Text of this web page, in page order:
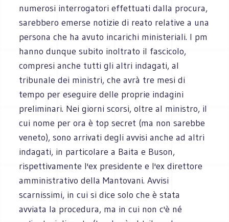
numerosi interrogatori effettuati dalla procura,
sarebbero emerse notizie di reato relative a una
persona che ha avuto incarichi ministeriali. I pm
hanno dunque subito inoltrato il fascicolo,
compresi anche tutti gli altri indagati, al
tribunale dei ministri, che avrà tre mesi di
tempo per eseguire delle proprie indagini
preliminari. Nei giorni scorsi, oltre al ministro, il
cui nome per ora è top secret (ma non sarebbe
veneto), sono arrivati degli avvisi anche ad altri
indagati, in particolare a Baita e Buson,
rispettivamente l'ex presidente e l'ex direttore
amministrativo della Mantovani. Avvisi
scarnissimi, in cui si dice solo che è stata
avviata la procedura, ma in cui non c'è né